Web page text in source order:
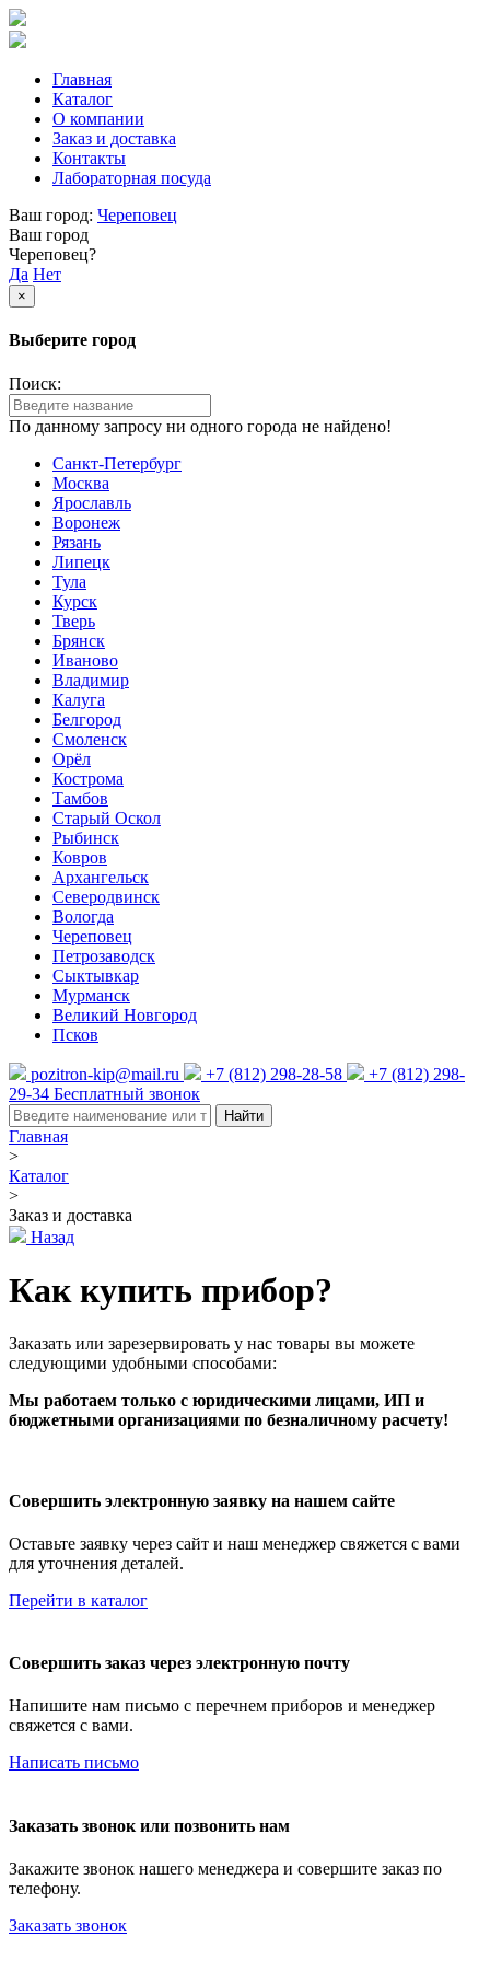
Главная
Каталог
О компании
Заказ и доставка
Контакты
Лабораторная посуда
Ваш город: Череповец
Ваш город
Череповец?
Да Нет
×
Выберите город
Поиск:
По данному запросу ни одного города не найдено!
Санкт-Петербург
Москва
Ярославль
Воронеж
Рязань
Липецк
Тула
Курск
Тверь
Брянск
Иваново
Владимир
Калуга
Белгород
Смоленск
Орёл
Кострома
Тамбов
Старый Оскол
Рыбинск
Ковров
Архангельск
Северодвинск
Вологда
Череповец
Петрозаводск
Сыктывкар
Мурманск
Великий Новгород
Псков
pozitron-kip@mail.ru +7 (812) 298-28-58
+7 (812) 298-
29-34 Бесплатный звонок
Найти
Главная
>
Каталог
>
Заказ и доставка
Назад
Как купить прибор?
Заказать или зарезервировать у нас товары вы можете
следующими удобными способами:
Мы работаем только с юридическими лицами, ИП и
бюджетными организациями по безналичному расчету!
Совершить электронную заявку на нашем сайте
Оставьте заявку через сайт и наш менеджер свяжется с вами
для уточнения деталей.
Перейти в каталог
Совершить заказ через электронную почту
Напишите нам письмо с перечнем приборов и менеджер
свяжется с вами.
Написать письмо
Заказать звонок или позвонить нам
Закажите звонок нашего менеджера и совершите заказ по
телефону.
Заказать звонок